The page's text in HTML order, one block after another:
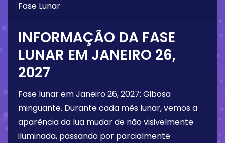
Fase Lunar
INFORMAÇÃO DA FASE
LUNAR EM JANEIRO 26,
2027
Fase lunar emJaneiro 26, 2027: Gibosa
minguante. Durante cada mês lunar, vemos a
aparência da lua mudar de não visivelmente
iluminada, passando por parcialmente